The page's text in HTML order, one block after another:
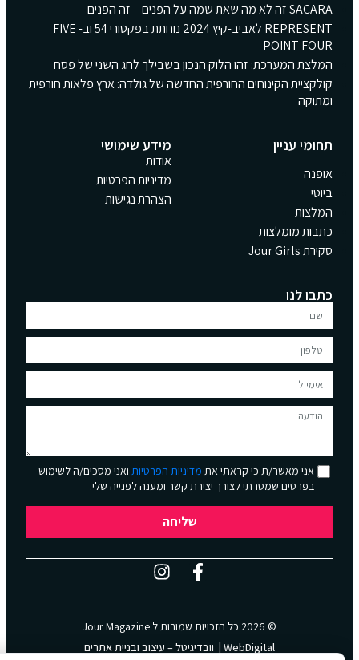
SACARA זה לא מה שאת שמה על הפנים – זה הפנים
REPRESENT לאביב-קיץ 2024 נוחתת בפקטורי 54 וב- FIVE
POINT FOUR
המלצת המערכת: זהו הלוק הנכון בשבילך לחג השני של פסח
קולקציית הקינוחים החורפית החדשה של גולדה: ארץ פלאות חורפית
ומתוקה
תחומי עניין
אופנה
ביוטי
המלצות
כתבות מומלצות
סקירת Jour Girls
מידע שימושי
אודות
מדיניות הפרטיות
הצהרת נגישות
כתבו לנו
אני מאשר/ת כי קראתי אתמדיניות הפרטיותואני מסכים/ה לשימוש
בפרטים שמסרתי לצורך יצירת קשר ומענה לפנייה שלי.
שליחה
Jour Magazine
WebDigital | וובדיגיטל – עיצוב ובניית אתרים